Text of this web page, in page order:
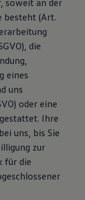
soweit an der
besteht (Art.
die
eines
uns
oder eine
Ihre
uns, bis Sie
zur
für die